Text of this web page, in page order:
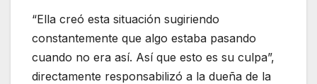
“Ella creó esta situación sugiriendo
constantemente que algo estaba pasando
cuando no era así. Así que esto es su culpa”,
directamente responsabilizó a la dueña de la